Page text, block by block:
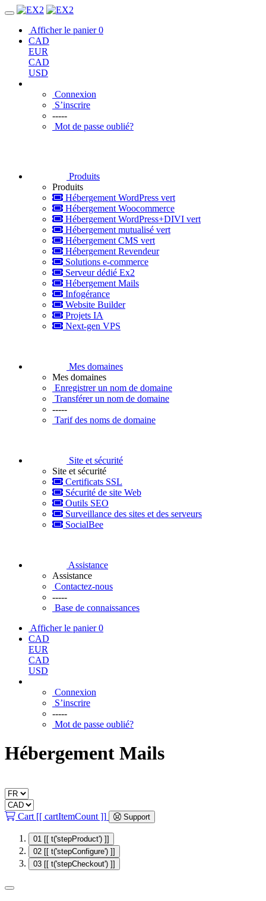
Afficher le panier0
CAD
EUR
CAD
USD
Connexion
S’inscrire
-----
Mot de passe oublié?
Produits
Produits
Hébergement WordPress vert
Hébergement Woocommerce
Hébergement WordPress+DIVI vert
Hébergement mutualisé vert
Hébergement CMS vert
Hébergement Revendeur
Solutions e-commerce
Serveur dédié Ex2
Hébergement Mails
Infogérance
Website Builder
Projets IA
Next-gen VPS
Mes domaines
Mes domaines
Enregistrer un nom de domaine
Transférer un nom de domaine
-----
Tarif des noms de domaine
Site et sécurité
Site et sécurité
Certificats SSL
Sécurité de site Web
Outils SEO
Surveillance des sites et des serveurs
SocialBee
Assistance
Assistance
Contactez-nous
-----
Base de connaissances
Afficher le panier0
CAD
EUR
CAD
USD
Connexion
S’inscrire
-----
Mot de passe oublié?
Hébergement Mails
Cart [[ cartItemCount ]] Support
01 [[ t('stepProduct') ]]
02 [[ t('stepConfigure') ]]
03 [[ t('stepCheckout') ]]